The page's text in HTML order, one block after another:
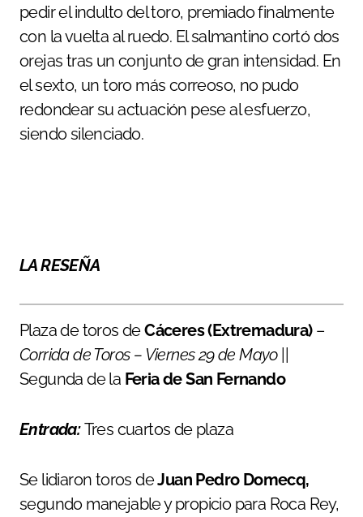
pedir el indulto del toro, premiado finalmente
con la vuelta al ruedo. El salmantino cortó dos
orejas tras un conjunto de gran intensidad. En
el sexto, un toro más correoso, no pudo
redondear su actuación pese al esfuerzo,
siendo silenciado.
LA RESEÑA
Plaza de toros deCáceres (Extremadura) –
Corrida de Toros – Viernes 29 de Mayo
Segunda de la Feria de San Fernando
Entrada:Tres cuartos de plaza
Se lidiaron toros deJuan Pedro Domecq,
segundo manejable y propicio para Roca Rey,